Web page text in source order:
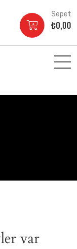
Sepet
₺0,00
var